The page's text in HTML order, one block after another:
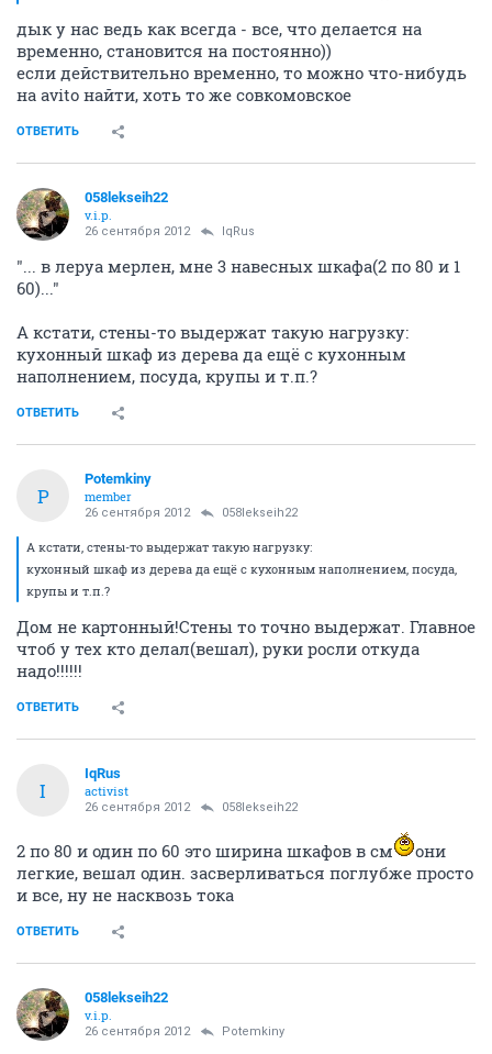
дык у нас ведь как всегда - все, что делается на
временно, становится на постоянно))
если действительно временно, то можно что-нибудь
на avito найти, хоть то же совкомовское
ОТВЕТИТЬ
058lekseih22
v.i.p.
26 сентября 2012 IqRus
"... в леруа мерлен, мне 3 навесных шкафа(2 по 80 и 1
60)..."
А кстати, стены-то выдержат такую нагрузку:
кухонный шкаф из дерева да ещё с кухонным
наполнением, посуда, крупы и т.п.?
ОТВЕТИТЬ
P
Potemkiny
member
26 сентября 2012 058lekseih22
А кстати, стены-то выдержат такую нагрузку:
кухонный шкаф из дерева да ещё с кухонным наполнением, посуда,
крупы и т.п.?
Дом не картонный!Стены то точно выдержат. Главное
чтоб у тех кто делал(вешал), руки росли откуда
надо!!!!!!
ОТВЕТИТЬ
I
IqRus
activist
26 сентября 2012 058lekseih22
2 по 80 и один по 60 это ширина шкафов в см
они
легкие, вешал один. засверливаться поглубже просто
и все, ну не насквозь тока
ОТВЕТИТЬ
058lekseih22
v.i.p.
26 сентября 2012 Potemkiny